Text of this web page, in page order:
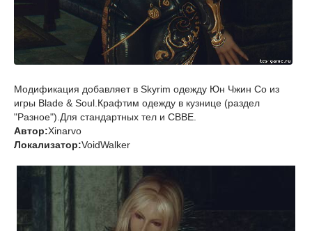
Модификация добавляет в Skyrim одежду Юн Чжин Со из
игры Blade & Soul.Крафтим одежду в кузнице (раздел
"Разное").Для стандартных тел и CBBE.
Автор:Xinarvo
Локализатор:VoidWalker